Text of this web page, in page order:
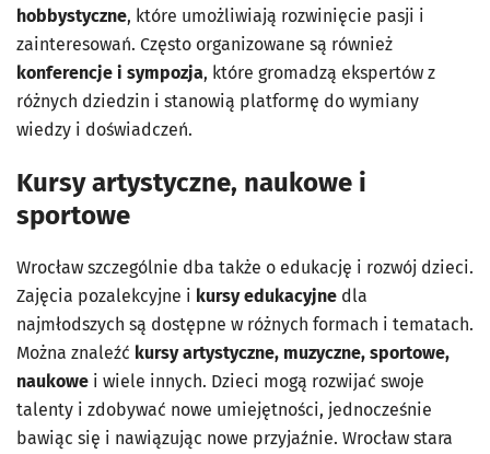
hobbystyczne, które umożliwiają rozwinięcie pasji i
zainteresowań. Często organizowane są również
konferencje i sympozja, które gromadzą ekspertów z
różnych dziedzin i stanowią platformę do wymiany
wiedzy i doświadczeń.
Kursy artystyczne, naukowe i
sportowe
Wrocław szczególnie dba także o edukację i rozwój dzieci.
Zajęcia pozalekcyjne i kursy edukacyjne dla
najmłodszych są dostępne w różnych formach i tematach.
Można znaleźć kursy artystyczne, muzyczne, sportowe,
naukowe i wiele innych. Dzieci mogą rozwijać swoje
talenty i zdobywać nowe umiejętności, jednocześnie
bawiąc się i nawiązując nowe przyjaźnie. Wrocław stara